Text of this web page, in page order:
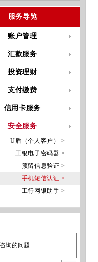
服务导览
账户管理
汇款服务
投资理财
支付缴费
信用卡服务
安全服务
U盾（个人客户） >
工银电子密码器 >
预留信息验证 >
手机短信认证 >
工行网银助手 >